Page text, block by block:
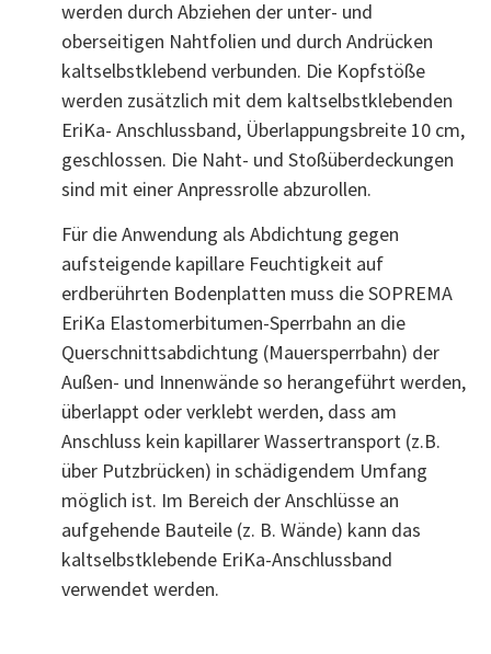
werden durch Abziehen der unter- und
oberseitigen Nahtfolien und durch Andrücken
kaltselbstklebend verbunden. Die Kopfstöße
werden zusätzlich mit dem kaltselbstklebenden
EriKa- Anschlussband, Überlappungsbreite 10 cm,
geschlossen. Die Naht- und Stoßüberdeckungen
sind mit einer Anpressrolle abzurollen.
Für die Anwendung als Abdichtung gegen
aufsteigende kapillare Feuchtigkeit auf
erdberührten Bodenplatten muss die SOPREMA
EriKa Elastomerbitumen-Sperrbahn an die
Querschnittsabdichtung (Mauersperrbahn) der
Außen- und Innenwände so herangeführt werden,
überlappt oder verklebt werden, dass am
Anschluss kein kapillarer Wassertransport (z.B.
über Putzbrücken) in schädigendem Umfang
möglich ist. Im Bereich der Anschlüsse an
aufgehende Bauteile (z. B. Wände) kann das
kaltselbstklebende EriKa-Anschlussband
verwendet werden.